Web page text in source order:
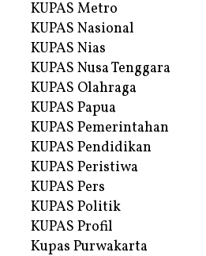
KUPAS Metro
KUPAS Nasional
KUPAS Nias
KUPAS Nusa Tenggara
KUPAS Olahraga
KUPAS Papua
KUPAS Pemerintahan
KUPAS Pendidikan
KUPAS Peristiwa
KUPAS Pers
KUPAS Politik
KUPAS Profil
Kupas Purwakarta